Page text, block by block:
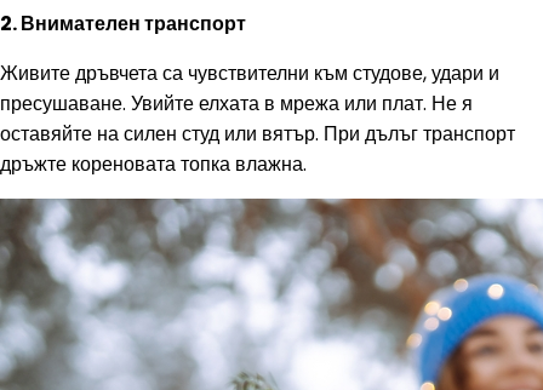
2. Внимателен транспорт
Живите дръвчета са чувствителни към студове, удари и
пресушаване. Увийте елхата в мрежа или плат. Не я
оставяйте на силен студ или вятър. При дълъг транспорт
дръжте кореновата топка влажна.